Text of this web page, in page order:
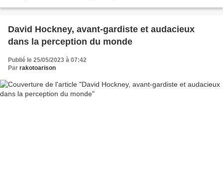
David Hockney, avant-gardiste et audacieux
dans la perception du monde
Publié le 25/05/2023 à 07:42
Par rakotoarison